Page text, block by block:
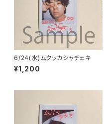
6/24(水)ムクッカシャチェキ
¥1,200